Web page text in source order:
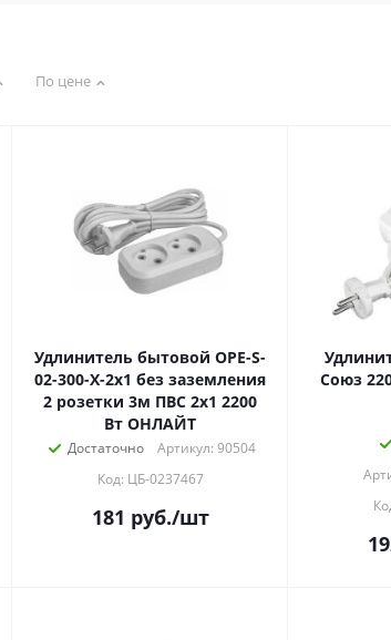
По цене
Удлинитель бытовой OPE-S-
02-300-X-2x1 без заземления
2 розетки 3м ПВС 2х1 2200
Вт ОНЛАЙТ
Достаточно
Артикул: 90504
Код: ЦБ-0237467
181 руб./шт
Союз